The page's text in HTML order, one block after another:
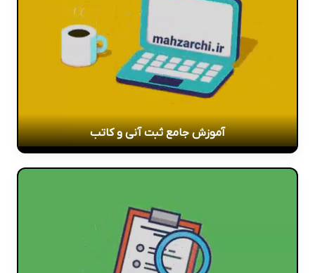
آموزش جامع ثبت آنی و کاتب